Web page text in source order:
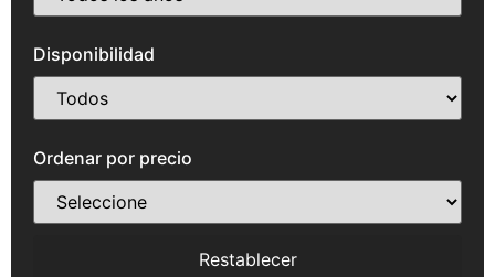
Disponibilidad
Ordenar por precio
Restablecer